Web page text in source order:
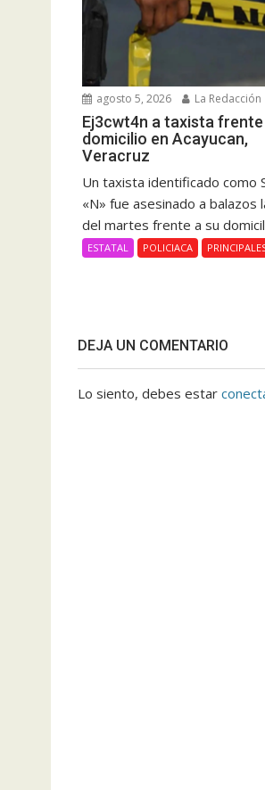
agosto 5, 2026 La Redacción
Ej3cwt4n a taxista frente
domicilio en Acayucan,
Veracruz
Un taxista identificado como
«N» fue asesinado a balazos
del martes frente a su
ESTATAL POLICIACA
DEJA UN COMENTARIO
Lo siento, debes estar